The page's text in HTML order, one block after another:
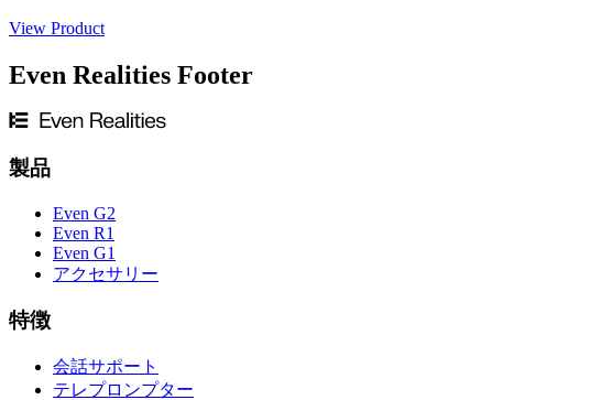
View Product
Even Realities Footer
製品
Even G2
Even R1
Even G1
アクセサリー
特徴
会話サポート
テレプロンプター